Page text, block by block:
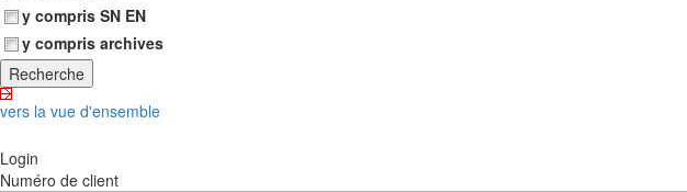
y compris SN EN
y compris archives
vers la vue d'ensemble
Login
Numéro de client